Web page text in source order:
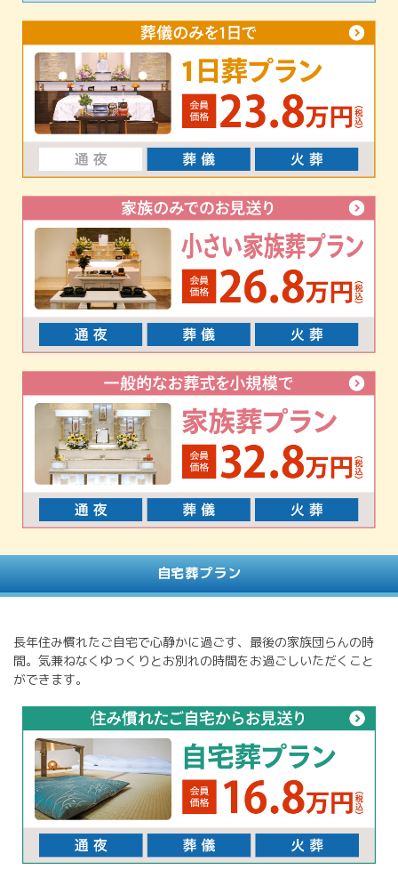
自宅葬プラン
長年住み慣れたご自宅で心静かに過ごす、最後の家族団らんの時
間。気兼ねなくゆっくりとお別れの時間をお過ごしいただくこと
ができます。